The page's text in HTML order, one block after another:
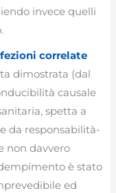
invece quelli
correlate
dimostrata (dal
causale
spetta a
da responsabilità-
non davvero
è stato
ed